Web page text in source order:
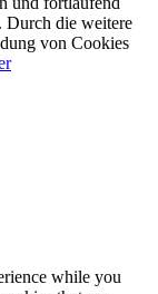
Durch die weitere
von Cookies
while you